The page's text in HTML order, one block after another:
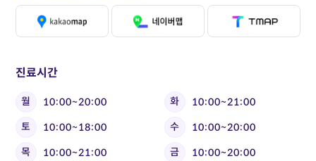
진료시간
월 10:00~20:00 화
10:00~21:00
토
10:00~18:00 수
10:00~20:00
목
10:00~21:00 금 10:00~20:00